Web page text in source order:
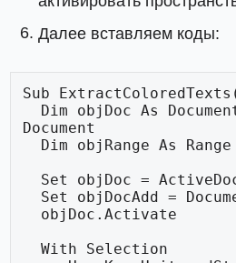
Далее вставляем коды:
Sub
Document